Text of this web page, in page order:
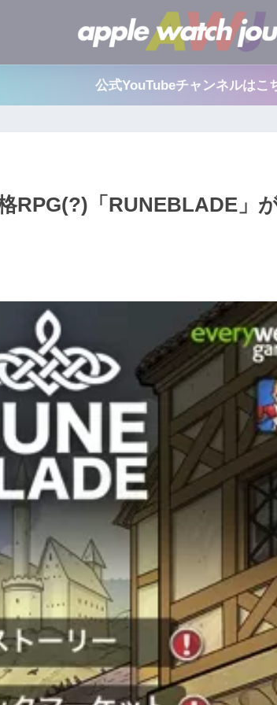
公式YouTubeチャンネルはこ
RPG(?)「RUNEBLADE」